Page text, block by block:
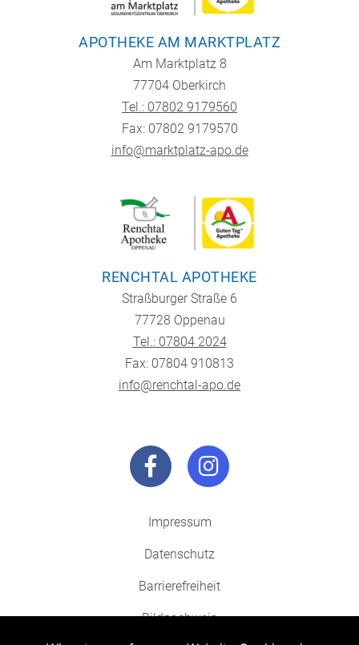
APOTHEKE AM MARKTPLATZ
Am Marktplatz 8
77704 Oberkirch
Tel.: 07802 9179560
Fax: 07802 9179570
info@marktplatz-apo.de
RENCHTAL APOTHEKE
Straßburger Straße 6
77728 Oppenau
Tel.: 07804 2024
Fax: 07804 910813
info@renchtal-apo.de
Impressum
Datenschutz
Barrierefreiheit
Bildnachweis